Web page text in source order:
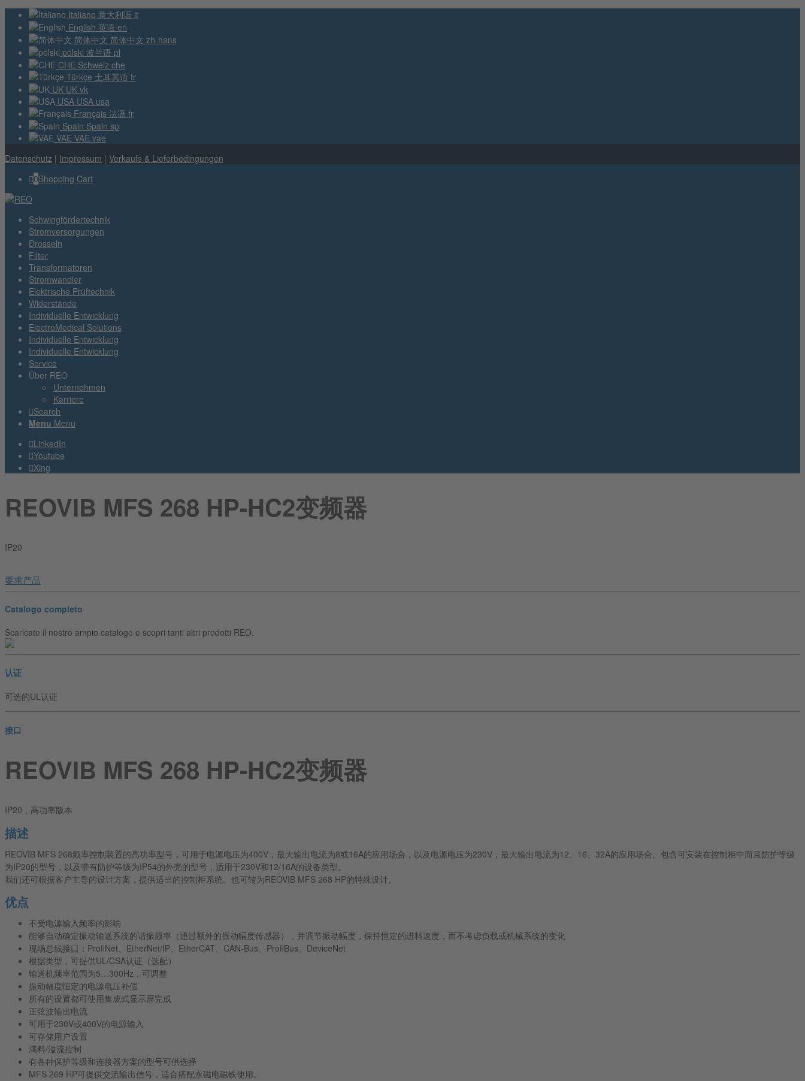
Italiano 意大利语 it
English 英语 en
简体中文 简体中文 zh-hans
polski 波兰语 pl
CHE Schweiz che
Türkçe 土耳其语 tr
UK UK vk
USA USA usa
Français 法语 fr
Spain Spain sp
VAE VAE vae
Datenschutz | Impressum | Verkaufs & Lieferbedingungen
0Shopping Cart
Schwingfördertechnik
Stromversorgungen
Drosseln
Filter
Transformatoren
Stromwandler
Elektrische Prüftechnik
Widerstände
Individuelle Entwicklung
ElectroMedical Solutions
Individuelle Entwicklung
Individuelle Entwicklung
Service
Über REO
Unternehmen
Karriere
Search
Menu Menu
LinkedIn
Youtube
Xing
REOVIB MFS 268 HP-HC2变频器
IP20
要求产品
Catalogo completo
Scaricate il nostro ampio catalogo e scopri tanti altri prodotti REO.
认证
可选的UL认证
接口
REOVIB MFS 268 HP-HC2变频器
IP20，高功率版本
描述
REOVIB MFS 268频率控制装置的高功率型号，可用于电源电压为400V，最大输出电流为8或16A的应用场合，以及电源电压为230V，最大输出电流为12、16、32A的应用场合。包含可安装在控制柜中而且防护等级
为IP20的型号，以及带有防护等级为IP54的外壳的型号，适用于230V和12/16A的设备类型。
我们还可根据客户主导的设计方案，提供适当的控制柜系统。也可转为REOVIB MFS 268 HP的特殊设计。
优点
不受电源输入频率的影响
能够自动确定振动输送系统的谐振频率（通过额外的振动幅度传感器），并调节振动幅度，保持恒定的进料速度，而不考虑负载或机械系统的变化
现场总线接口：ProfiNet、EtherNet/IP、EtherCAT、CAN-Bus、ProfiBus、DeviceNet
根据类型，可提供UL/CSA认证（选配）
输送机频率范围为5…300Hz，可调整
振动幅度恒定的电源电压补偿
所有的设置都可使用集成式显示屏完成
正弦波输出电流
可用于230V或400V的电源输入
可存储用户设置
满料/溢流控制
有各种保护等级和连接器方案的型号可供选择
MFS 269 HP可提供交流输出信号，适合搭配永磁电磁铁使用。